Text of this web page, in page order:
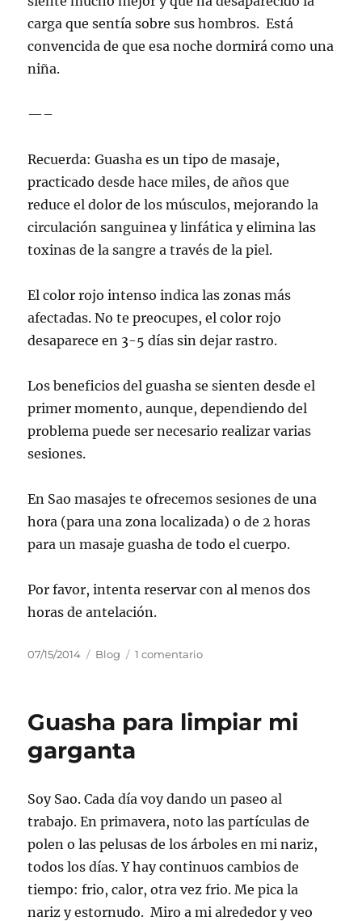
carga que sentía sobre sus hombros. Está
convencida de que esa noche dormirá como una
niña.
—–
Recuerda: Guasha es un tipo de masaje,
practicado desde hace miles, de años que
reduce el dolor de los músculos, mejorando la
circulación sanguinea y linfática y elimina las
toxinas de la sangre a través de la piel.
El color rojo intenso indica las zonas más
afectadas. No te preocupes, el color rojo
desaparece en 3-5 días sin dejar rastro.
Los beneficios del guasha se sienten desde el
primer momento, aunque, dependiendo del
problema puede ser necesario realizar varias
sesiones.
En Sao masajes te ofrecemos sesiones de una
hora (para una zona localizada) o de 2 horas
para un masaje guasha de todo el cuerpo.
Por favor, intenta reservar con al menos dos
horas de antelación.
Publicado
07/15/2014 Categorías
Blog 1 comentarioen
hombros
Guasha para limpiar mi
garganta
Soy Sao. Cada día voy dando un paseo al
trabajo. En primavera, noto las partículas de
polen o las pelusas de los árboles en mi nariz,
todos los días. Y hay continuos cambios de
tiempo: frio, calor, otra vez frio. Me pica la
nariz y estornudo. Miro a mi alrededor y veo